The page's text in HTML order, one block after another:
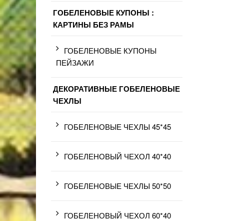
ГОБЕЛЕНОВЫЕ КУПОНЫ :
КАРТИНЫ БЕЗ РАМЫ
ГОБЕЛЕНОВЫЕ КУПОНЫ
ПЕЙЗАЖИ
ДЕКОРАТИВНЫЕ ГОБЕЛЕНОВЫЕ
ЧЕХЛЫ
ГОБЕЛЕНОВЫЕ ЧЕХЛЫ 45*45
ГОБЕЛЕНОВЫЙ ЧЕХОЛ 40*40
ГОБЕЛЕНОВЫЕ ЧЕХЛЫ 50*50
ГОБЕЛЕНОВЫЙ ЧЕХОЛ 60*40